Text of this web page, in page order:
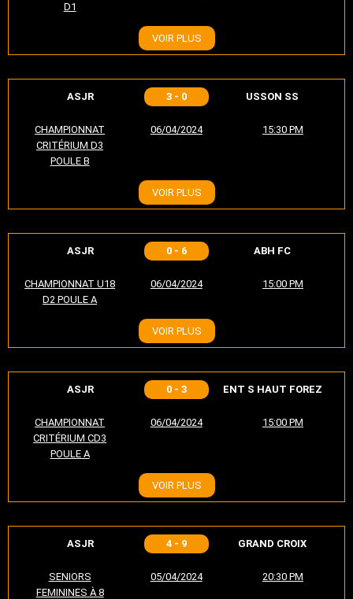
D1
VOIR PLUS
ASJR 3 - 0 USSON SS
CHAMPIONNAT
CRITÉRIUM D3
POULE B
06/04/2024 15:30 PM
VOIR PLUS
ASJR 0 - 6 ABH FC
CHAMPIONNAT U18
D2 POULE A
06/04/2024 15:00 PM
VOIR PLUS
ASJR 0 - 3 ENT S HAUT FOREZ
CHAMPIONNAT
CRITÉRIUM CD3
POULE A
06/04/2024 15:00 PM
VOIR PLUS
ASJR 4 - 9 GRAND CROIX
SENIORS
FEMININES À 8
05/04/2024 20:30 PM